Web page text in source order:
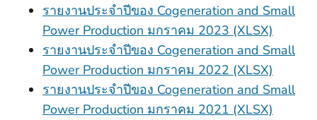
รายงานประจําปีของ Cogeneration and Small
Power Production มกราคม 2023 (XLSX)
รายงานประจําปีของ Cogeneration and Small
Power Production มกราคม 2022 (XLSX)
รายงานประจําปีของ Cogeneration and Small
Power Production มกราคม 2021 (XLSX)